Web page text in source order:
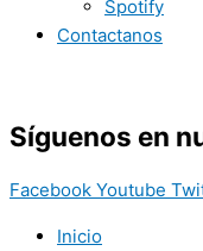
Spotify
Contactanos
Síguenos en
Facebook Youtube
Inicio